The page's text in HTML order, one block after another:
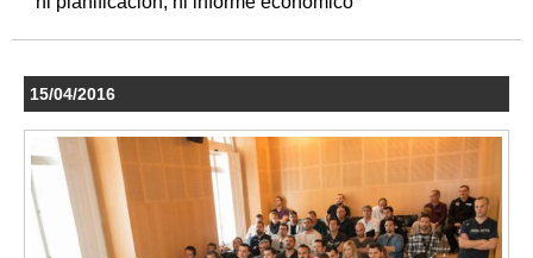
15/04/2016